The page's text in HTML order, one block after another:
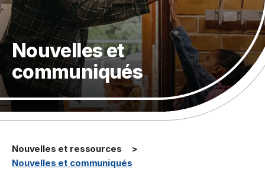
Nouvelles et
communiqués
Nouvelles et ressources
Nouvelles et communiqués